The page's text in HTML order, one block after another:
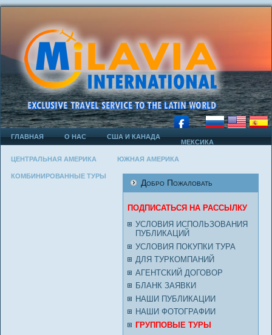
ГЛАВНАЯ О НАС США И КАНАДА
МЕКСИКА
ЦЕНТРАЛЬНАЯ АМЕРИКА ЮЖНАЯ АМЕРИКА
КОМБИНИРОВАННЫЕ ТУРЫ
Добро Пожаловать
ПОДПИСАТЬСЯ НА РАССЫЛКУ
УСЛОВИЯ ИСПОЛЬЗОВАНИЯ
ПУБЛИКАЦИЙ
УСЛОВИЯ ПОКУПКИ ТУРА
ДЛЯ ТУРКОМПАНИЙ
АГЕНТСКИЙ ДОГОВОР
БЛАНК ЗАЯВКИ
НАШИ ПУБЛИКАЦИИ
НАШИ ФОТОГРАФИИ
ГРУППОВЫЕ ТУРЫ